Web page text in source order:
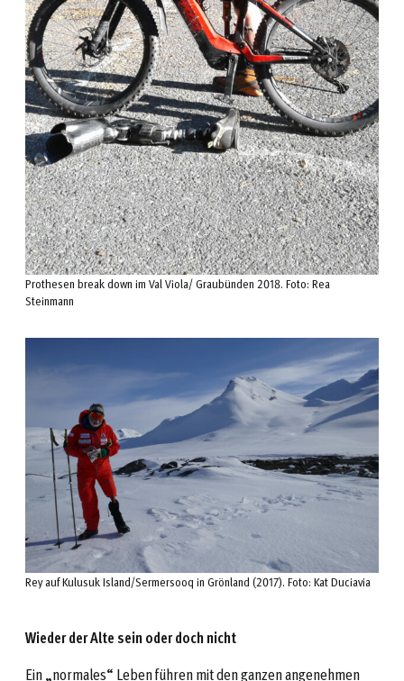
Prothesen break down im Val Viola/ Graubünden 2018. Foto: Rea
Steinmann
Rey auf Kulusuk Island/Sermersooq in Grönland (2017). Foto: Kat Duciavia
Wieder der Alte sein oder doch nicht
Ein „normales“ Leben führen mit den ganzen angenehmen